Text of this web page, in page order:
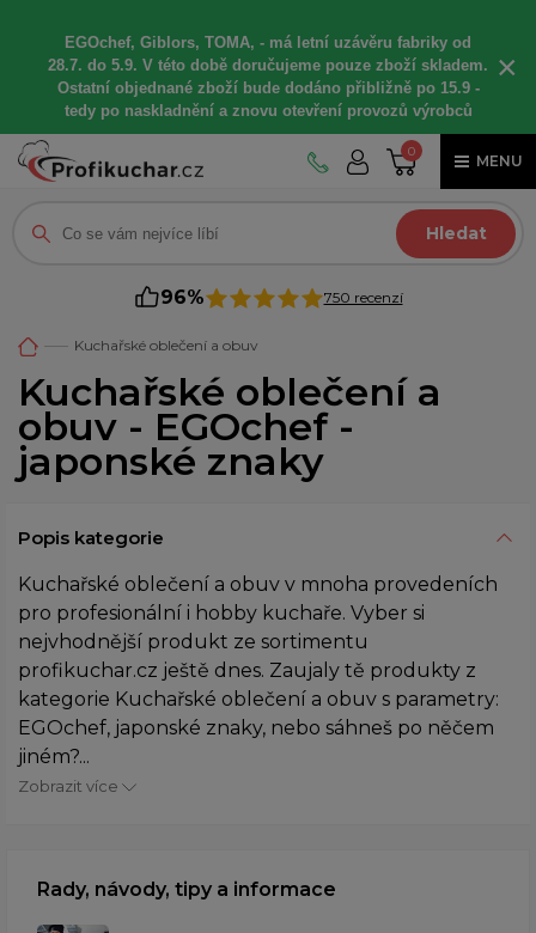
EGOchef, Giblors, TOMA, - má letní uzávěru fabriky od
28.7. do 5.9. V této době doručujeme pouze zboží skladem.
Ostatní objednané zboží bude dodáno přibližně po 15.9 -
tedy po naskladnění a znovu otevření provozů výrobců
×
0
MENU
Hledat
96% 750 recenzí
Kuchařské oblečení a obuv
Kuchařské oblečení a
obuv - EGOchef -
japonské znaky
Popis kategorie
Kuchařské oblečení a obuv v mnoha provedeních
pro profesionální i hobby kuchaře. Vyber si
nejvhodnější produkt ze sortimentu
profikuchar.cz ještě dnes. Zaujaly tě produkty z
kategorie Kuchařské oblečení a obuv s parametry:
EGOchef, japonské znaky, nebo sáhneš po něčem
jiném?...
Zobrazit více
Rady, návody, tipy a informace